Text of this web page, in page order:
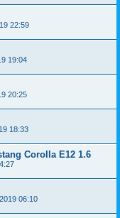
22:59
19:04
20:25
18:33
Corolla E12 1.6
06:10